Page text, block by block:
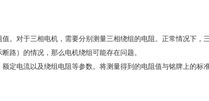
。对于三相电机，需要分别测量三相绕组的电阻。正常情况下
路）的情况，那么电机绕组可能存在问题。
定电流以及绕组电阻等参数。将测量得到的电阻值与铭牌上的标